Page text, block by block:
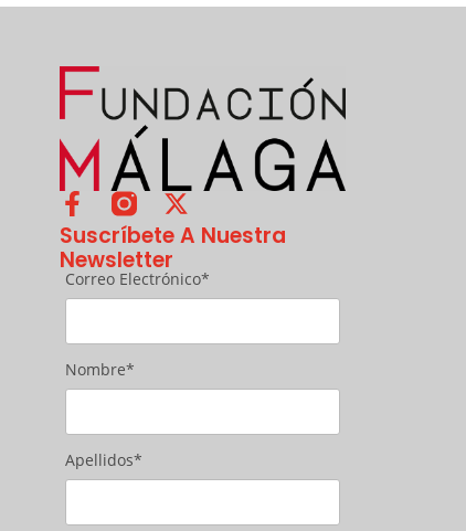
Suscríbete A Nuestra
Newsletter
Correo Electrónico*
Nombre*
Apellidos*